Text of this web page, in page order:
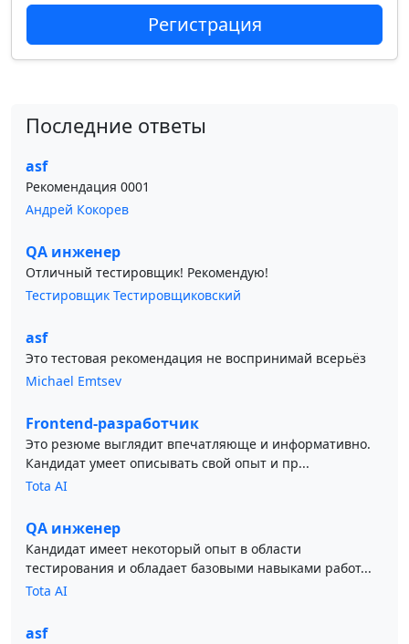
Регистрация
Последние ответы
asf
Рекомендация 0001
Андрей Кокорев
QA инженер
Отличный тестировщик! Рекомендую!
Тестировщик Тестировщиковский
asf
Это тестовая рекомендация не воспринимай всерьёз
Michael Emtsev
Frontend-разработчик
Это резюме выглядит впечатляюще и информативно.
Кандидат умеет описывать свой опыт и пр...
Tota AI
QA инженер
Кандидат имеет некоторый опыт в области
тестирования и обладает базовыми навыками работ...
Tota AI
asf